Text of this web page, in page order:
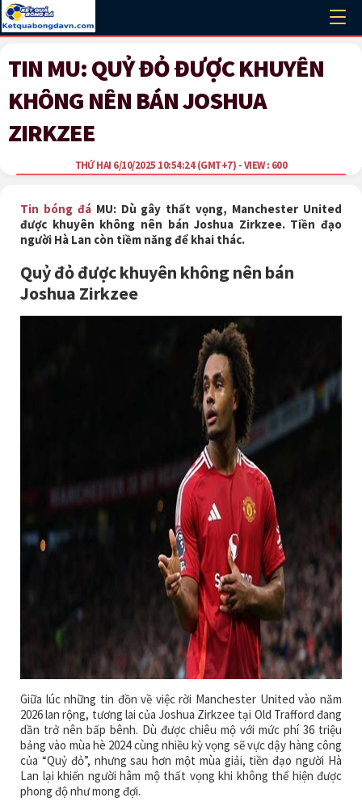
TIN MU: QUỶ ĐỎ ĐƯỢC KHUYÊN
KHÔNG NÊN BÁN JOSHUA
ZIRKZEE
THỨ HAI 6/10/2025 10:54:24(GMT+7) - VIEW : 600
Tin bóng đáMU: Dù gây thất vọng, Manchester United
được khuyên không nên bán Joshua Zirkzee. Tiền đạo
người Hà Lan còn tiềm năng để khai thác.
Quỷ đỏ được khuyên không nên bán
Joshua Zirkzee
Giữa lúc những tin đồn về việc rời Manchester United vào năm
2026 lan rộng, tương lai của Joshua Zirkzee tại Old Trafford đang
dần trở nên bấp bênh. Dù được chiêu mộ với mức phí 36 triệu
bảng vào mùa hè 2024 cùng nhiều kỳ vọng sẽ vực dậy hàng công
của “Quỷ đỏ”, nhưng sau hơn một mùa giải, tiền đạo người Hà
Lan lại khiến người hâm mộ thất vọng khi không thể hiện được
phong độ như mong đợi.